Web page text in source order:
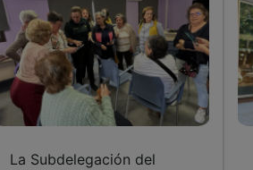
La Subdelegación del